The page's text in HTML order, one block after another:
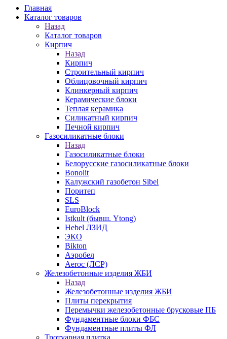
Главная
Каталог товаров
Назад
Каталог товаров
Кирпич
Назад
Кирпич
Строительный кирпич
Облицовочный кирпич
Клинкерный кирпич
Керамические блоки
Теплая керамика
Силикатный кирпич
Печной кирпич
Газосиликатные блоки
Назад
Газосиликатные блоки
Белорусские газосиликатные блоки
Bonolit
Калужский газобетон Sibel
Поритеп
SLS
EuroBlock
Istkult (бывш. Ytong)
Hebel ЛЗИД
ЭКО
Bikton
Аэробел
Aeroc (ЛСР)
Железобетонные изделия ЖБИ
Назад
Железобетонные изделия ЖБИ
Плиты перекрытия
Перемычки железобетонные брусковые ПБ
Фундаментные блоки ФБС
Фундаментные плиты ФЛ
Тротуарная плитка